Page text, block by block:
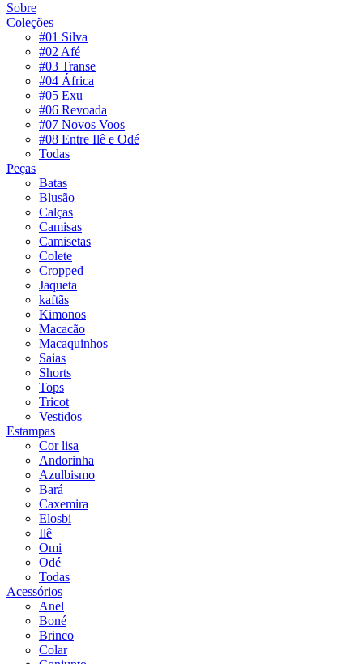
Sobre
Coleções
#01 Silva
#02 Afé
#03 Transe
#04 África
#05 Exu
#06 Revoada
#07 Novos Voos
#08 Entre Ilê e Odé
Todas
Peças
Batas
Blusão
Calças
Camisas
Camisetas
Colete
Cropped
Jaqueta
kaftãs
Kimonos
Macacão
Macaquinhos
Saias
Shorts
Tops
Tricot
Vestidos
Estampas
Cor lisa
Andorinha
Azulbismo
Bará
Caxemira
Elosbi
Ilê
Omi
Odé
Todas
Acessórios
Anel
Boné
Brinco
Colar